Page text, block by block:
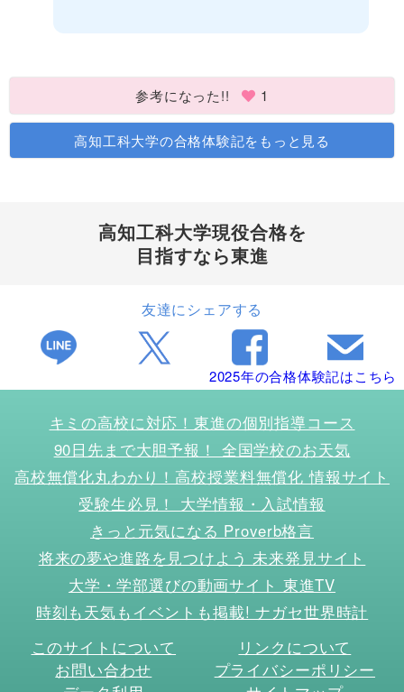
参考になった!! 1
高知工科大学の合格体験記をもっと見る
高知工科大学現役合格を
目指すなら東進
友達にシェアする
2025年の合格体験記はこちら
キミの高校に対応！東進の個別指導コース
90日先まで大胆予報！ 全国学校のお天気
高校無償化丸わかり！高校授業料無償化 情報サイト
受験生必見！ 大学情報・入試情報
きっと元気になる Proverb格言
将来の夢や進路を見つけよう 未来発見サイト
大学・学部選びの動画サイト 東進TV
時刻も天気もイベントも掲載! ナガセ世界時計
このサイトについて
リンクについて
お問い合わせ
プライバシーポリシー